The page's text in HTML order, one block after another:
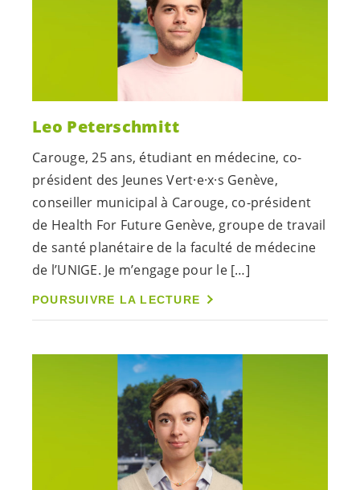
Leo Peterschmitt
Carouge, 25 ans, étudiant en médecine, co-
président des JeunesVert·e·x·s Genève,
conseiller municipal à Carouge, co-président
de Health For Future Genève, groupe de travail
de santé planétaire de la faculté de médecine
de l’UNIGE. Je m’engage pour le […]
POURSUIVRE LA LECTURE